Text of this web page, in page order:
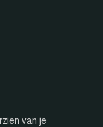
van je